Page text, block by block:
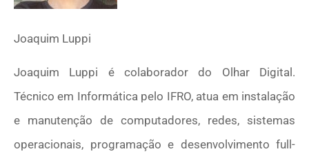
Joaquim Luppi
Joaquim Luppi é colaborador do Olhar Digital.
Técnico em Informática pelo IFRO, atua em instalação
e manutenção de computadores, redes, sistemas
operacionais, programação e desenvolvimento full-